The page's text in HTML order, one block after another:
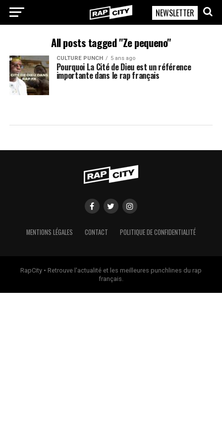
RapCity
NEWSLETTER
All posts tagged "Ze pequeno"
CULTURE PUNCH 5 ans ago
Pourquoi La Cité de Dieu est un référence
importante dans le rap français
MENTIONS LÉGALES CONTACT POLITIQUE DE CONFIDENTIALITÉ
RapCity • Retrouve l'actualité et les meilleures punchlines du rap
français.